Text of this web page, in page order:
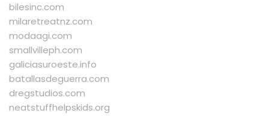
bilesinc.com
milaretreatnz.com
modaagi.com
smallvilleph.com
galiciasuroeste.info
batallasdeguerra.com
dregstudios.com
neatstuffhelpskids.org